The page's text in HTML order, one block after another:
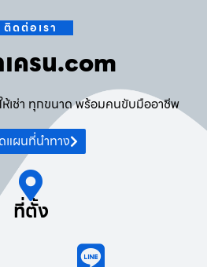
ติดต่อเรา
เครน.com
ห้เช่า ทุกขนาด พร้อมคนขับมืออาชีพ
แผนที่นำทาง
ที่ตั้ง